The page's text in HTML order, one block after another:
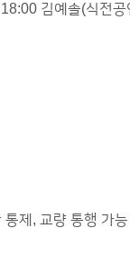
김예솔(식전공
제, 교량 통행 가능